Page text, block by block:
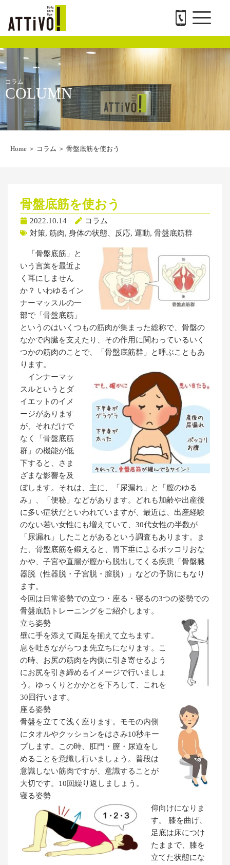
キ
ッ
プ
メ
ニ
ュ
ー
コラム
COLUMN
Home ＞ コラム ＞ 骨盤底筋を使おう
骨盤底筋を使おう
2022.10.14
コラム
対策, 筋肉, 身体の状態、反応, 運動, 骨盤底筋群
「骨盤底筋」と
いう言葉を最近よ
く耳にしません
か？ いわゆるイン
ナーマッスルの一
部で「骨盤底筋」
というのはいくつもの筋肉が集まった総称で、骨盤の
なかで内臓を支えたり、その作用に関わっているいく
つかの筋肉のことで、「骨盤底筋群」と呼ぶこともあ
ります。
インナーマッ
スルというとダ
イエットのイメ
ージがあります
が、それだけで
なく「骨盤底筋
群」の機能が低
下すると、さま
ざまな影響を及
ぼします。それは、主に、「尿漏れ」と「膣のゆる
み」、「便秘」などがあります。どれも加齢や出産後
に多い症状だといわれていますが、最近は、出産経験
のない若い女性にも増えていて、30代女性の半数が
「尿漏れ」したことがあるという調査もあります。ま
た、骨盤底筋を鍛えると、胃下垂によるポッコリおな
かや、子宮や直腸が膣から脱出してくる疾患「骨盤臓
器脱（性器脱・子宮脱・膣脱）」などの予防にもなり
ます。
今回は日常姿勢での立つ・座る・寝るの3つの姿勢での
骨盤底筋トレーニングをご紹介します。
立ち姿勢
壁に手を添えて両足を揃えて立ちます。
息を吐きながらつま先立ちになります。こ
の時、お尻の筋肉を内側に引き寄せるよう
にお尻を引き締めるイメージで行いましょ
う。ゆっくりとかかとを下ろして、これを
30回行います。
座る姿勢
骨盤を立てて浅く座ります。モモの内側
にタオルやクッションをはさみ10秒キー
プします。この時、肛門・膣・尿道をし
めることを意識し行いましょう。普段は
意識しない筋肉ですが、意識することが
大切です。10回繰り返しましょう。
寝る姿勢
仰向けになりま
す。 膝を曲げ、
足底は床につけ
たままで、膝を
立てた状態にな